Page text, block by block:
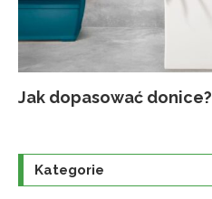
Jak dopasować donice?
Kategorie